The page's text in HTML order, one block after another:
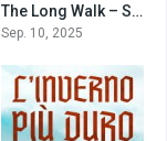
6.7The Long Walk – Se ti fermi muori (2025)
Sep. 10, 2025